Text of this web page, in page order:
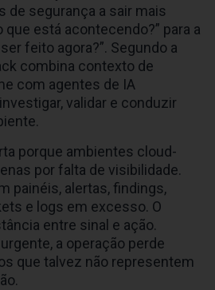
de segurança a sair mais
que está acontecendo?” para a
feito agora?”. Segundo a
combina contexto de
com agentes de IA
validar e conduzir
porque ambientes cloud-
por falta de visibilidade.
painéis, alertas, findings,
e logs em excesso. O
entre sinal e ação.
a operação perde
que talvez não representem